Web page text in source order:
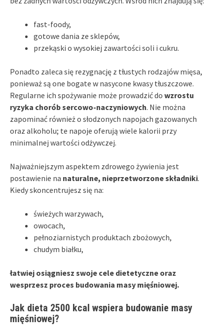
fast-foody,
gotowe dania ze sklepów,
przekąski o wysokiej zawartości soli i cukru.
Ponadto zaleca się rezygnację z tłustych rodzajów mięsa,
ponieważ są one bogate w nasycone kwasy tłuszczowe.
Regularne ich spożywanie może prowadzić do wzrostu
ryzyka chorób sercowo-naczyniowych. Nie można
zapominać również o słodzonych napojach gazowanych
oraz alkoholu; te napoje oferują wiele kalorii przy
minimalnej wartości odżywczej.
Najważniejszym aspektem zdrowego żywienia jest
postawienie na naturalne, nieprzetworzone składniki.
Kiedy skoncentrujesz się na:
świeżych warzywach,
owocach,
pełnoziarnistych produktach zbożowych,
chudym białku,
łatwiej osiągniesz swoje cele dietetyczne oraz
wesprzesz proces budowania masy mięśniowej.
Jak dieta 2500 kcal wspiera budowanie masy
mięśniowej?